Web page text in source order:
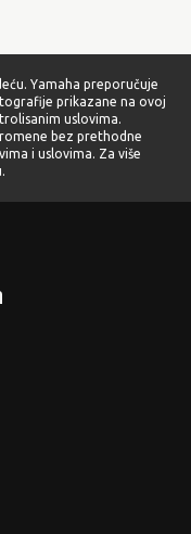
Yamaha preporučuje
prikazane na ovoj
uslovima.
bez prethodne
i uslovima. Za više